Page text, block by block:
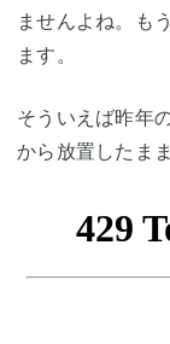
ませんよね。も
ます。
そういえば昨年
から放置したまま